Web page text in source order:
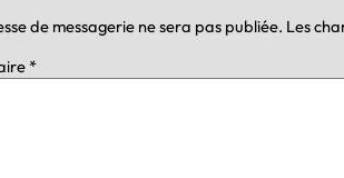
de messagerie ne sera pas publiée. Les
*